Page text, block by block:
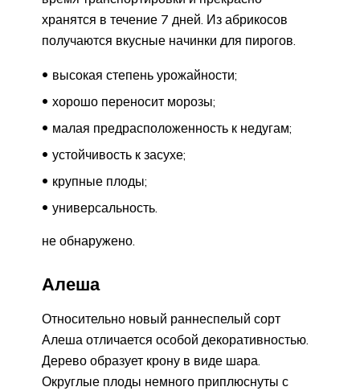
хранятся в течение 7 дней. Из абрикосов
получаются вкусные начинки для пирогов.
высокая степень урожайности;
хорошо переносит морозы;
малая предрасположенность к недугам;
устойчивость к засухе;
крупные плоды;
универсальность.
не обнаружено.
Алеша
Относительно новый раннеспелый сорт
Алеша отличается особой декоративностью.
Дерево образует крону в виде шара.
Округлые плоды немного приплюснуты с